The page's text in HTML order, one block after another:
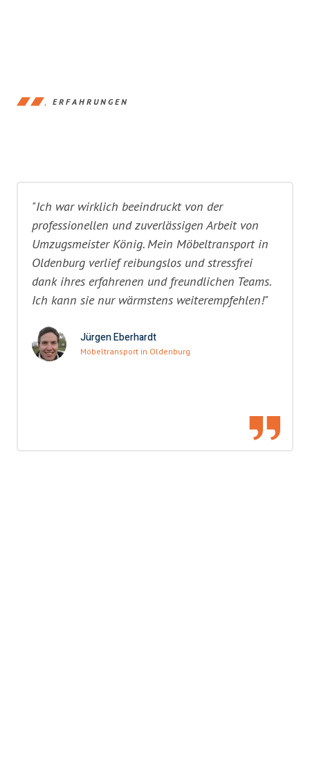
ERFAHRUNGEN
"Ich war wirklich beeindruckt von der
professionellen und zuverlässigen Arbeit von
Umzugsmeister König. Mein Möbeltransport in
Oldenburg verlief reibungslos und stressfrei
dank ihres erfahrenen und freundlichen Teams.
Ich kann sie nur wärmstens weiterempfehlen!"
Jürgen Eberhardt
Möbeltransport in Oldenburg